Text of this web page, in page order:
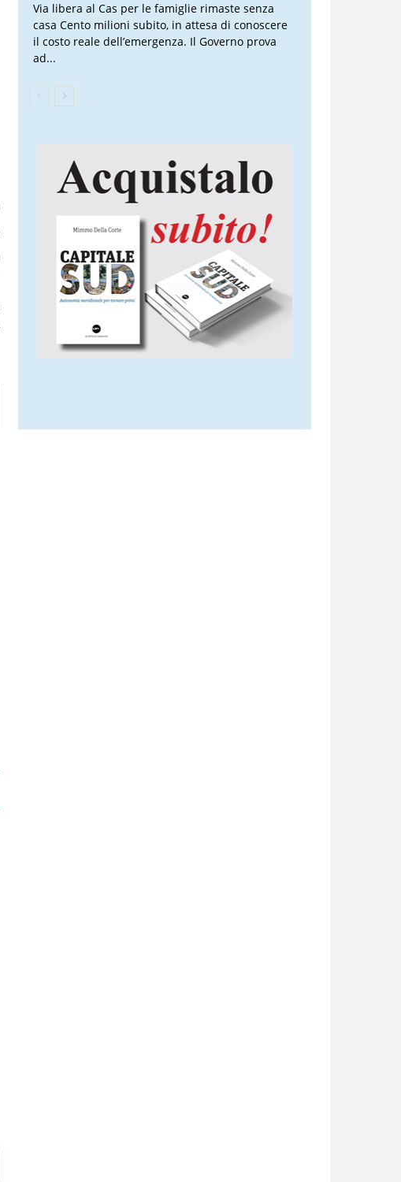
Via libera al Cas per le famiglie rimaste senza
casa Cento milioni subito, in attesa di conoscere
il costo reale dell’emergenza. Il Governo prova
ad...